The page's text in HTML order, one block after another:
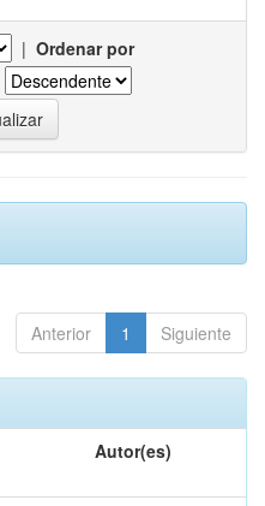
| Ordenar por
Anterior 1 Siguiente
Autor(es)